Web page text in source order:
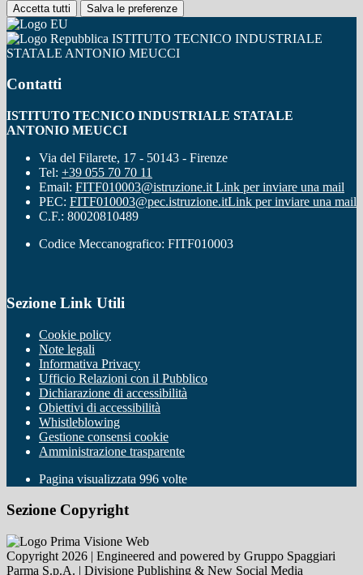
Accetta tutti Salva le preferenze
ISTITUTO TECNICO INDUSTRIALE
STATALE ANTONIO MEUCCI
Contatti
ISTITUTO TECNICO INDUSTRIALE STATALE
ANTONIO MEUCCI
Via del Filarete, 17 - 50143 - Firenze
Tel: +39 055 70 70 11
Email: FITF010003@istruzione.it Link per inviare una mail
PEC: FITF010003@pec.istruzione.itLink per inviare una mail
C.F.: 80020810489
Codice Meccanografico: FITF010003
Sezione Link Utili
Cookie policy
Note legali
Informativa Privacy
Ufficio Relazioni con il Pubblico
Dichiarazione di accessibilità
Obiettivi di accessibilità
Whistleblowing
Gestione consensi cookie
Amministrazione trasparente
Pagina visualizzata 996 volte
Sezione Copyright
Copyright 2026 | Engineered and powered by Gruppo Spaggiari
Parma S.p.A. | Divisione Publishing & New Social Media